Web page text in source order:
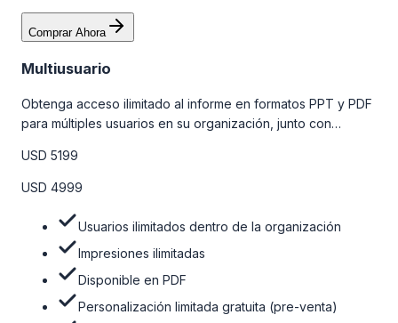
Comprar Ahora
Multiusuario
Obtenga acceso ilimitado al informe en formatos PPT y PDF
para múltiples usuarios en su organización, junto con
venta, el soporte post-venta de nuestros analistas y una
opción de actualización gratuita del informe dentro de 180
la tabla de precios a continuación.
USD 5199
USD 4999
Usuarios ilimitados dentro de la organización
Impresiones ilimitadas
Disponible en PDF
Personalización limitada gratuita (pre-venta)